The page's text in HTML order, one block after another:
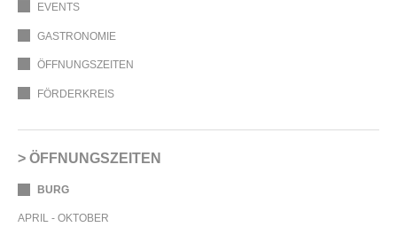
EVENTS
GASTRONOMIE
ÖFFNUNGSZEITEN
FÖRDERKREIS
ÖFFNUNGSZEITEN
BURG
APRIL - OKTOBER